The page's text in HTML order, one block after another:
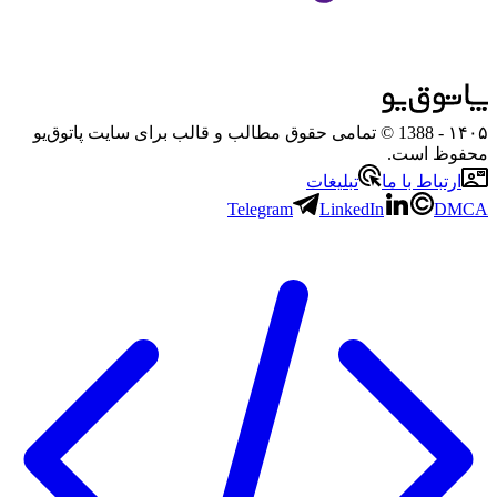
۱۴۰۵
- 1388 © تمامی حقوق مطالب و قالب برای سایت پاتوق‌یو
محفوظ است.
ارتباط با ما
تبلیغات
Telegram
LinkedIn DMCA